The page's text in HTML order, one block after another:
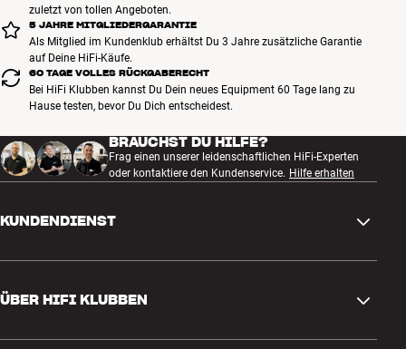
zuletzt von tollen Angeboten.
5 JAHRE MITGLIEDERGARANTIE
Als Mitglied im Kundenklub erhältst Du 3 Jahre zusätzliche Garantie
auf Deine HiFi-Käufe.
60 TAGE VOLLES RÜCKGABERECHT
Bei HiFi Klubben kannst Du Dein neues Equipment 60 Tage lang zu
Hause testen, bevor Du Dich entscheidest.
BRAUCHST DU HILFE?
Frag einen unserer leidenschaftlichen HiFi-Experten
oder kontaktiere den Kundenservice. Hilfe erhalten
KUNDENDIENST
Rückgabe und Reklamation
ÜBER HIFI KLUBBEN